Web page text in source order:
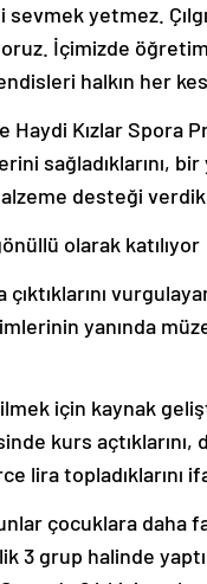
sevmek yetmez.
İçimizde
halkın her
Haydi Kızlar Spora
sağladıklarını,
desteği
olarak katılıyor
çıktıklarını
yanında
için kaynak
kurs açtıklarını,
lira topladıklarını
çocuklara daha
3 grup halinde